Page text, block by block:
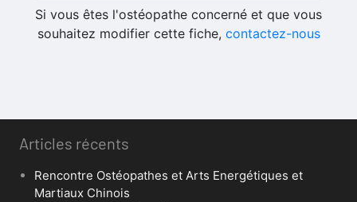
Si vous êtes l'ostéopathe concerné et que vous
souhaitez modifier cette fiche, contactez-nous
Articles récents
Rencontre Ostéopathes et Arts Energétiques et
Martiaux Chinois